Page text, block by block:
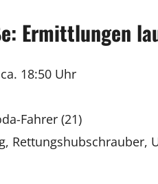
Ermittlungen
18:50 Uhr
Fahrer (21)
Rettungshubschrauber,